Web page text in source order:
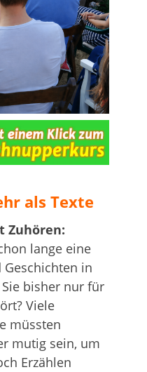
als Texte
Zuhören:
lange eine
Geschichten in
bisher nur für
Viele
müssten
mutig sein, um
Erzählen